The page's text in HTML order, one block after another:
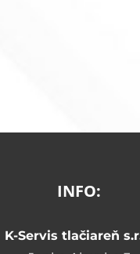
INFO:
K-Servis tlačiareň